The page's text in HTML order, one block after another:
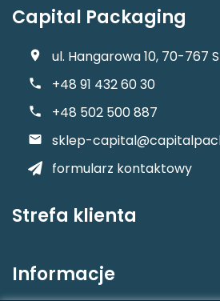
Capital Packaging
ul. Hangarowa 10, 70-767
+48 91 432 60 30
+48 502 500 887
sklep-
formularz kontaktowy
Strefa klienta
Informacje